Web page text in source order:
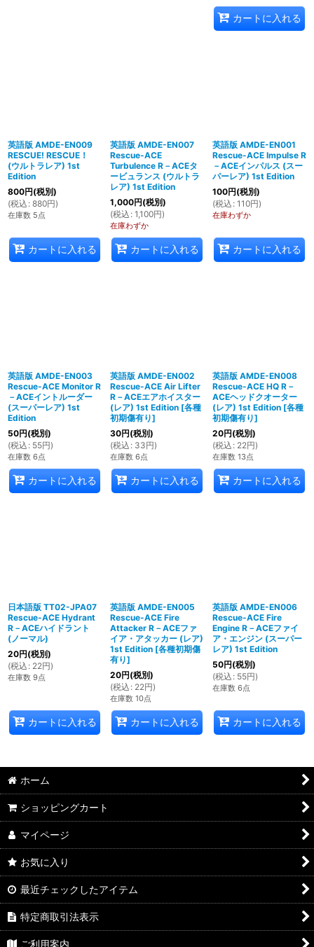
カートに入れる
英語版 AMDE-EN009
RESCUE! RESCUE！
(ウルトラレア) 1st
Edition
800円(税別)
(税込 : 880円)
在庫数 5点
カートに入れる
英語版 AMDE-EN007
Rescue-ACE
Turbulence R－ACEタ
ービュランス (ウルトラ
レア) 1st Edition
1,000円(税別)
(税込 : 1,100円)
在庫わずか
カートに入れる
英語版 AMDE-EN001
Rescue-ACE Impulse R
－ACEインパルス (スー
パーレア) 1st Edition
100円(税別)
(税込 : 110円)
在庫わずか
カートに入れる
英語版 AMDE-EN003
Rescue-ACE Monitor R
－ACEイントルーダー
(スーパーレア) 1st
Edition
50円(税別)
(税込 : 55円)
在庫数 6点
カートに入れる
英語版 AMDE-EN002
Rescue-ACE Air Lifter
R－ACEエアホイスター
(レア) 1st Edition [各種
初期傷有り]
30円(税別)
(税込 : 33円)
在庫数 6点
カートに入れる
英語版 AMDE-EN008
Rescue-ACE HQ R－
ACEヘッドクオーター
(レア) 1st Edition [各種
初期傷有り]
20円(税別)
(税込 : 22円)
在庫数 13点
カートに入れる
日本語版 TT02-JPA07
Rescue-ACE Hydrant
R－ACEハイドラント
(ノーマル)
20円(税別)
(税込 : 22円)
在庫数 9点
カートに入れる
英語版 AMDE-EN005
Rescue-ACE Fire
Attacker R－ACEファ
イア・アタッカー (レア)
1st Edition [各種初期傷
有り]
20円(税別)
(税込 : 22円)
在庫数 10点
カートに入れる
英語版 AMDE-EN006
Rescue-ACE Fire
Engine R－ACEファイ
ア・エンジン (スーパー
レア) 1st Edition
50円(税別)
(税込 : 55円)
在庫数 6点
カートに入れる
ホーム
ショッピングカート
マイページ
お気に入り
最近チェックしたアイテム
特定商取引法表示
ご利用案内